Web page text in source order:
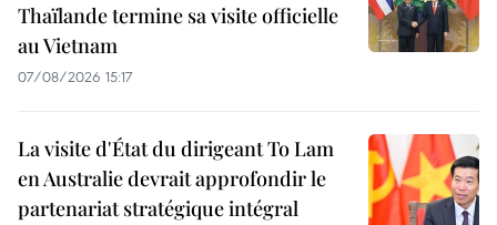
Thaïlande termine sa visite officielle
au Vietnam
07/08/2026 15:17
La visite d'État du dirigeant To Lam
en Australie devrait approfondir le
partenariat stratégique intégral